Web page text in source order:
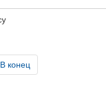
В конец